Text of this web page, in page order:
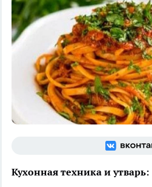
Кухонная техника и утварь: